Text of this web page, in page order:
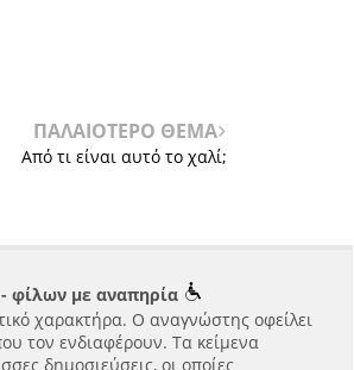
ΠΑΛΑΙΟΤΕΡΟ ΘΕΜΑ
Από τι είναι αυτό το χαλί;
φίλων με αναπηρία
χαρακτήρα. Ο αναγνώστης οφείλει
τον ενδιαφέρουν. Τα κείμενα
δημοσιεύσεις, οι οποίες